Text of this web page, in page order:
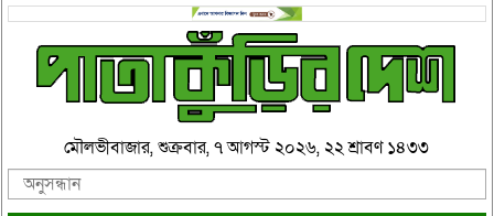
মৌলভীবাজার, শুক্রবার, ৭ আগস্ট ২০২৬, ২২ শ্রাবণ ১৪৩৩